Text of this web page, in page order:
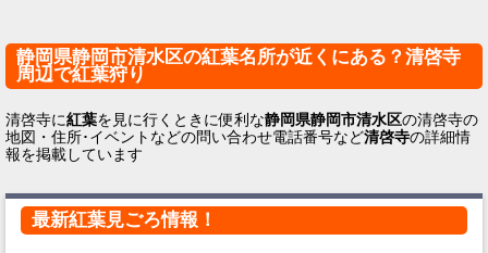
静岡県静岡市清水区の紅葉名所が近くにある？清啓寺
周辺で紅葉狩り
清啓寺に紅葉を見に行くときに便利な静岡県静岡市清水区の清啓寺の
地図・住所･イベントなどの問い合わせ電話番号など清啓寺の詳細情
報を掲載しています
最新紅葉見ごろ情報！